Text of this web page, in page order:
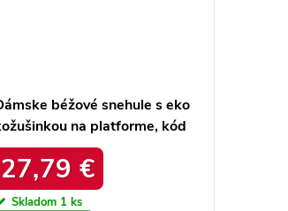
béžové snehule s eko
na platforme, kód
MM274380 BEŻ
27,79 €
Skladom 1 ks